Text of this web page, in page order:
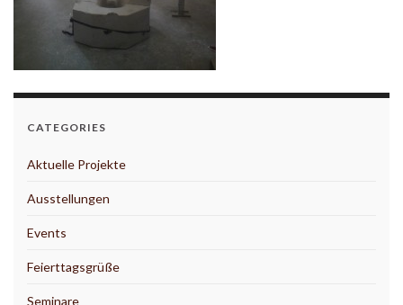
CATEGORIES
Aktuelle Projekte
Ausstellungen
Events
Feierttagsgrüße
Seminare